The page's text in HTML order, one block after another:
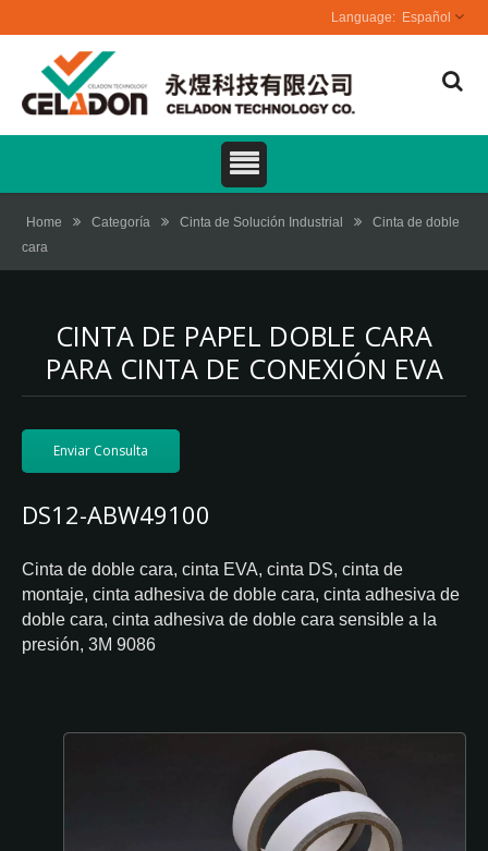
Español
Home Categoría Cinta de Solución Industrial
Cinta de doble
cara
CINTA DE PAPEL DOBLE CARA
PARA CINTA DE CONEXIÓN EVA
Enviar Consulta
DS12-ABW49100
Cinta de doble cara, cinta EVA, cinta DS, cinta de
montaje, cinta adhesiva de doble cara, cinta adhesiva de
doble cara, cinta adhesiva de doble cara sensible a la
presión, 3M 9086